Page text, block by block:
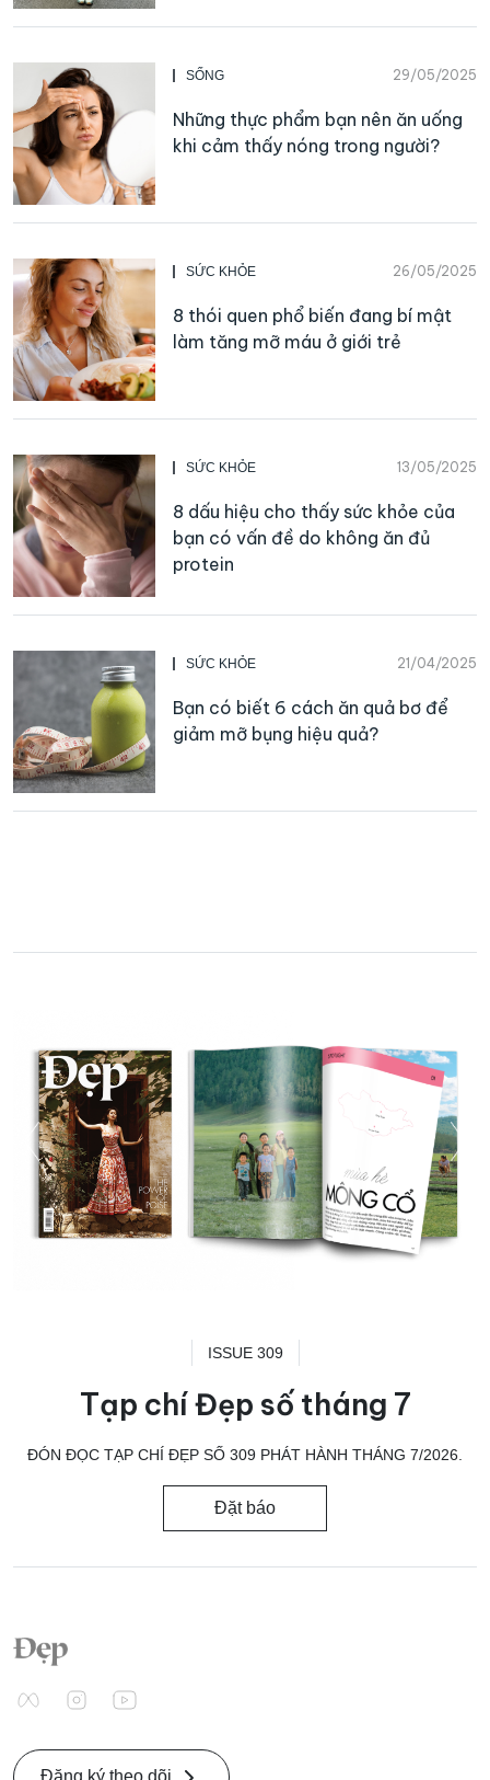
SỐNG 29/05/2025
Những thực phẩm bạn nên ăn uống
khi cảm thấy nóng trong người?
SỨC KHỎE 26/05/2025
8 thói quen phổ biến đang bí mật
làm tăng mỡ máu ở giới trẻ
SỨC KHỎE 13/05/2025
8 dấu hiệu cho thấy sức khỏe của
bạn có vấn đề do không ăn đủ
protein
SỨC KHỎE 21/04/2025
Bạn có biết 6 cách ăn quả bơ để
giảm mỡ bụng hiệu quả?
ISSUE 309
Tạp chí Đẹp số tháng 7
ĐÓN ĐỌC TẠP CHÍ ĐẸP SỐ 309 PHÁT HÀNH THÁNG 7/2026.
Đặt báo